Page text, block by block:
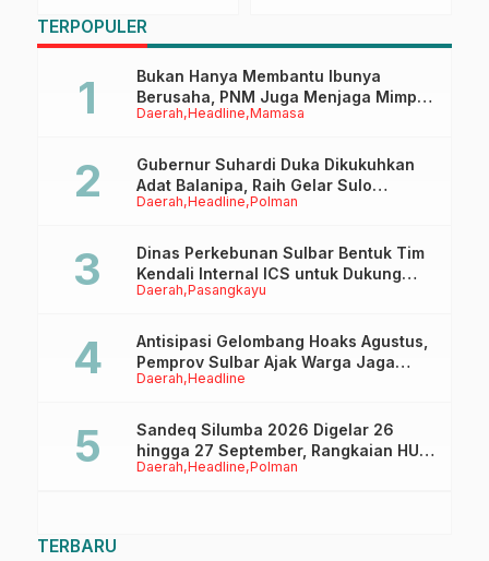
Beasiswa
TERPOPULER
Daerah Headline Mamasa
Bukan Hanya Membantu Ibunya
Berusaha, PNM Juga Menjaga Mimpi
Anaknya Untuk Menggapai Cita-Cita
Daerah Headline Polman
Gubernur Suhardi Duka Dikukuhkan
Adat Balanipa, Raih Gelar Sulo
Tappidena
Daerah Pasangkayu
Dinas Perkebunan Sulbar Bentuk Tim
Kendali Internal ICS untuk Dukung
Sertifikasi ISPO Pekebun di
Daerah Headline
Antisipasi Gelombang Hoaks Agustus,
Pemprov Sulbar Ajak Warga Jaga
Ruang Digital
Daerah Headline Polman
Sandeq Silumba 2026 Digelar 26
hingga 27 September, Rangkaian HUT
Sulbar
TERBARU